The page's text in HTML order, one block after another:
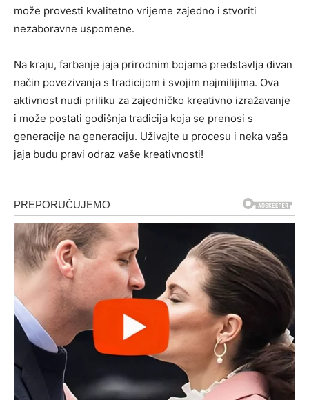
može provesti kvalitetno vrijeme zajedno i stvoriti
nezaboravne uspomene.
Na kraju, farbanje jaja prirodnim bojama predstavlja divan
način povezivanja s tradicijom i svojim najmilijima. Ova
aktivnost nudi priliku za zajedničko kreativno izražavanje
i može postati godišnja tradicija koja se prenosi s
generacije na generaciju. Uživajte u procesu i neka vaša
jaja budu pravi odraz vaše kreativnosti!